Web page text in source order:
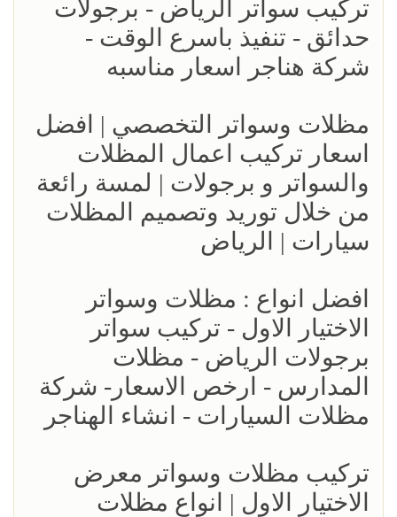
تركيب سواتر الرياض - برجولات
حدائق - تنفيذ باسرع الوقت -
شركة هناجر اسعار مناسبه
مظلات وسواتر التخصصي | افضل
اسعار تركيب اعمال المظلات
والسواتر و برجولات | لمسة رائعة
من خلال توريد وتصميم المظلات
سيارات | الرياض
افضل انواع : مظلات وسواتر
الاختيار الاول - تركيب سواتر
برجولات الرياض - مظلات
المدارس - ارخص الاسعار- شركة
مظلات السيارات - انشاء الهناجر
تركيب مظلات وسواتر معرض
الاختيار الاول | انواع مظلات